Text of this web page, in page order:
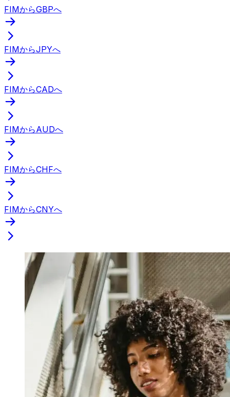
FIMからGBPへ
FIMからJPYへ
FIMからCADへ
FIMからAUDへ
FIMからCHFへ
FIMからCNYへ